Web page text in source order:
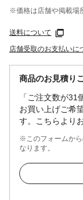
※価格は​店舗や​掲載場
送料について
店舗受取のお支払いに
商品のお見積り
「ご注文数が
お買い上げご希
す。こちらより
※このフォームから
なります。